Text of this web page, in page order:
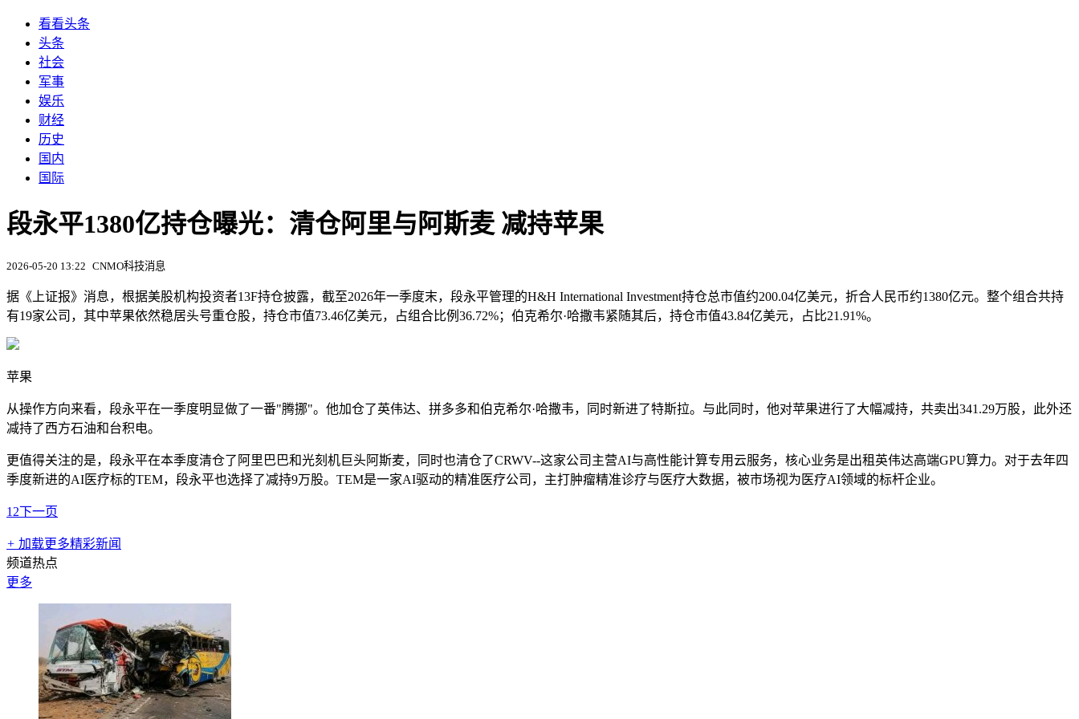
看看头条
头条
社会
军事
娱乐
财经
历史
国内
国际
段永平1380亿持仓曝光：清仓阿里与阿斯麦 减持苹果
2026-05-20 13:22 CNMO科技消息
据《上证报》消息，根据美股机构投资者13F持仓披露，截至2026年一季度末，段永平管理的H&H International Investment持仓总市值约200.04亿美元，折合人民币约1380亿元。整个组合共持
有19家公司，其中苹果依然稳居头号重仓股，持仓市值73.46亿美元，占组合比例36.72%；伯克希尔·哈撒韦紧随其后，持仓市值43.84亿美元，占比21.91%。
苹果
从操作方向来看，段永平在一季度明显做了一番"腾挪"。他加仓了英伟达、拼多多和伯克希尔·哈撒韦，同时新进了特斯拉。与此同时，他对苹果进行了大幅减持，共卖出341.29万股，此外还
减持了西方石油和台积电。
更值得关注的是，段永平在本季度清仓了阿里巴巴和光刻机巨头阿斯麦，同时也清仓了CRWV--这家公司主营AI与高性能计算专用云服务，核心业务是出租英伟达高端GPU算力。对于去年四
季度新进的AI医疗标的TEM，段永平也选择了减持9万股。TEM是一家AI驱动的精准医疗公司，主打肿瘤精准诊疗与医疗大数据，被市场视为医疗AI领域的标杆企业。
1 2下一页
+ 加载更多精彩新闻
频道热点
更多